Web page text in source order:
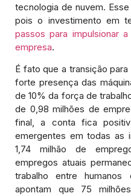
tecnologia de nuvem.
pois o investimento em
passos para impulsionar
empresa.
É fato que a transição
forte presença das
de 10% da força de
de 0,98 milhões de
final, a conta fica
emergentes em todas as
1,74 milhão de
empregos atuais
trabalho entre humanos
apontam que 75